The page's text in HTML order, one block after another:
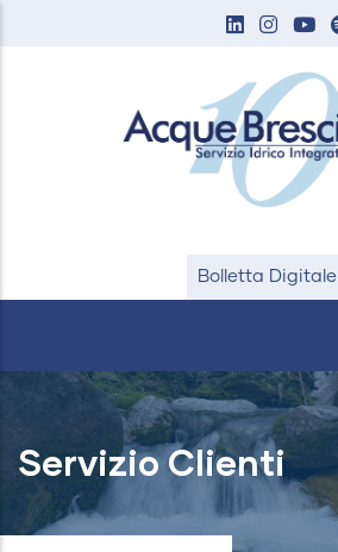
Bolletta Digitale
Servizio Clienti